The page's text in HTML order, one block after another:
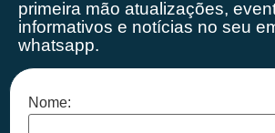
primeira mão atualizações,
informativos e notícias no seu
whatsapp.
Nome: